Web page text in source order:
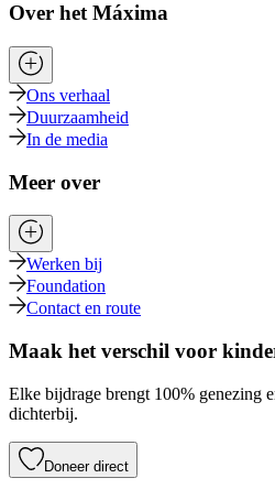
Over het Máxima
Ons verhaal
Duurzaamheid
In de media
Meer over
Werken bij
Foundation
Contact en route
Maak het verschil voor
Elke bijdrage brengt 100% genezing
dichterbij.
Doneer direct